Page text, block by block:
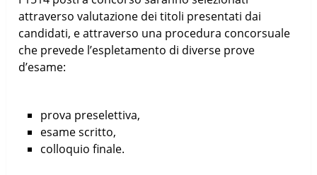
attraverso valutazione dei titoli presentati dai
candidati, e attraverso una procedura concorsuale
che prevede l’espletamento di diverse prove
d’esame:
prova preselettiva,
esame scritto,
colloquio finale.